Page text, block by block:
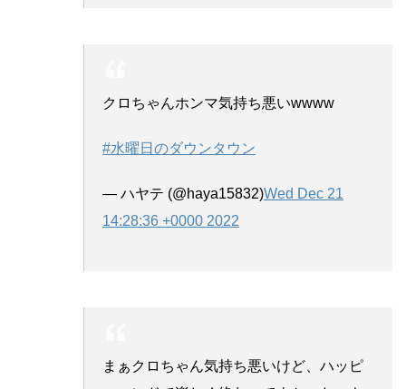
クロちゃんホンマ気持ち悪いwwww
#水曜日のダウンタウン
— ハヤテ (@haya15832)Wed Dec 21
14:28:36 +0000 2022
まぁクロちゃん気持ち悪いけど、ハッピ